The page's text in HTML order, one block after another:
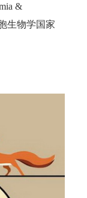
&
生物学国家